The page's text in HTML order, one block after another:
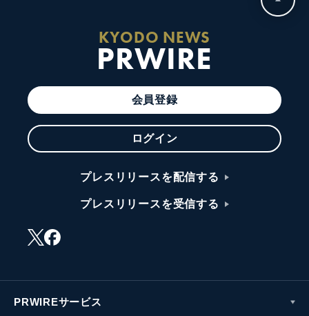
KYODO NEWS
PRWIRE
会員登録
ログイン
プレスリリースを配信する
プレスリリースを受信する
PRWIREサービス